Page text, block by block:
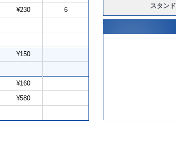
¥230 6
¥150
¥160
¥580
スタンド